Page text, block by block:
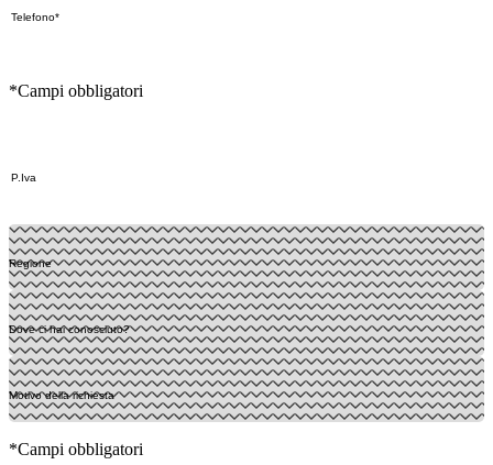
*Campi obbligatori
*Campi obbligatori